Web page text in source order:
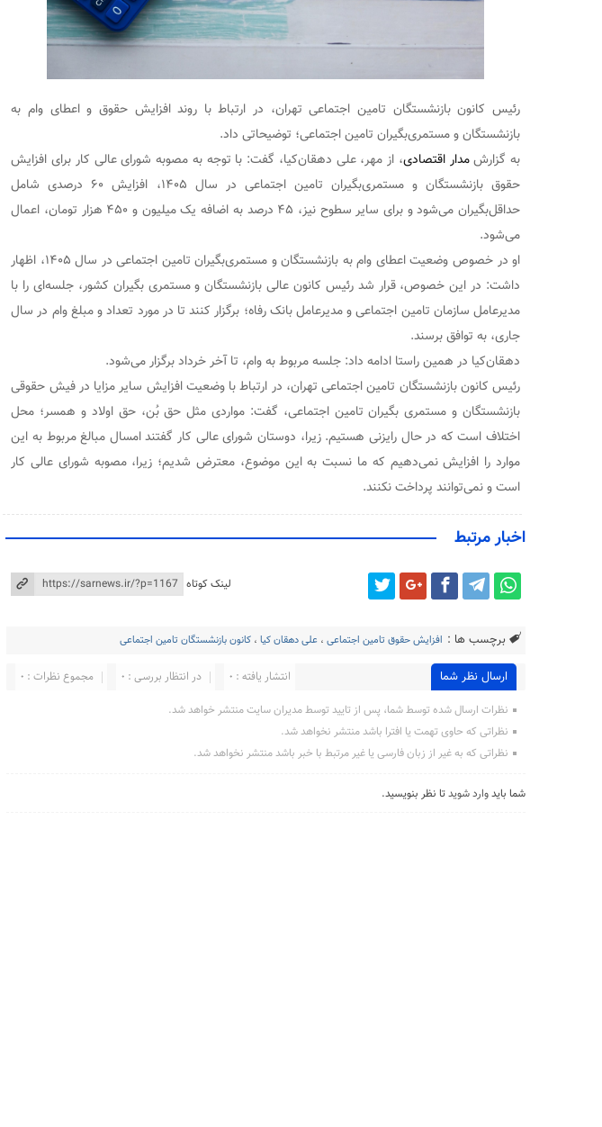
رئیس کانون بازنشستگان تامین اجتماعی تهران، در ارتباط با روند افزایش حقوق و اعطای وام به
بازنشستگان و مستمری‌بگیران تامین اجتماعی؛ توضیحاتی داد.
به گزارشمدار اقتصادی، از مهر، علی دهقان‌کیا، گفت: با توجه به مصوبه شورای عالی کار برای افزایش
حقوق بازنشستگان و مستمری‌بگیران تامین اجتماعی در سال ۱۴۰۵، افزایش ۶۰ درصدی شامل
حداقل‌بگیران می‌شود و برای سایر سطوح نیز، ۴۵ درصد به اضافه یک میلیون و ۴۵۰ هزار تومان، اعمال
می‌شود.
او در خصوص وضعیت اعطای وام به بازنشستگان و مستمری‌بگیران تامین اجتماعی در سال ۱۴۰۵، اظهار
داشت: در این خصوص، قرار شد رئیس کانون عالی بازنشستگان و مستمری بگیران کشور، جلسه‌ای را با
مدیرعامل سازمان تامین اجتماعی و مدیرعامل بانک رفاه؛ برگزار کنند تا در مورد تعداد و مبلغ وام در سال
جاری، به توافق برسند.
دهقان‌کیا در همین راستا ادامه داد: جلسه مربوط به وام، تا آخر خرداد برگزار می‌شود.
رئیس کانون بازنشستگان تامین اجتماعی تهران، در ارتباط با وضعیت افزایش سایر مزایا در فیش حقوقی
بازنشستگان و مستمری بگیران تامین اجتماعی، گفت: مواردی مثل حق بُن، حق اولاد و همسر؛ محل
اختلاف است که در حال رایزنی هستیم. زیرا، دوستان شورای عالی کار گفتند امسال مبالغ مربوط به این
موارد را افزایش نمی‌دهیم که ما نسبت به این موضوع، معترض شدیم؛ زیرا، مصوبه شورای عالی کار
است و نمی‌توانند پرداخت نکنند.
اخبار مرتبط
لینک کوتاه
برچسب ها : افزایش حقوق تامین اجتماعی ،علی دهقان کیا ،کانون بازنشستگان تامین اجتماعی
ارسال نظر شما مجموع نظرات : 0 در انتظار بررسی : 0 انتشار یافته : 0
نظرات ارسال شده توسط شما، پس از تایید توسط مدیران سایت منتشر خواهد شد.
نظراتی که حاوی تهمت یا افترا باشد منتشر نخواهد شد.
نظراتی که به غیر از زبان فارسی یا غیر مرتبط با خبر باشد منتشر نخواهد شد.
شما بایدوارد شویدتا نظر بنویسید.